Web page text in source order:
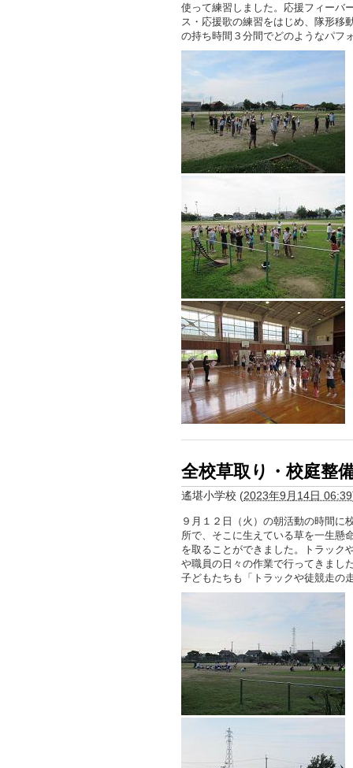
使って練習しました。応援フィーバ
ス・応援歌の練習をはじめ、隊形移
の持ち時間３分間でどのようなパフ
全校草取り・校庭整
遙堪小学校 (2023年9月14日 06:39
９月１２日（火）の朝活動の時間に
所で、そこに生えている草を一生懸
を取ることができました。トラック
や職員の日々の作業で行ってきまし
子どもたちも「トラックや徒競走の